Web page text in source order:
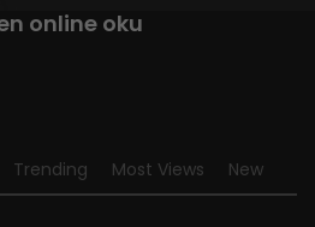
online oku
Trending Most Views New